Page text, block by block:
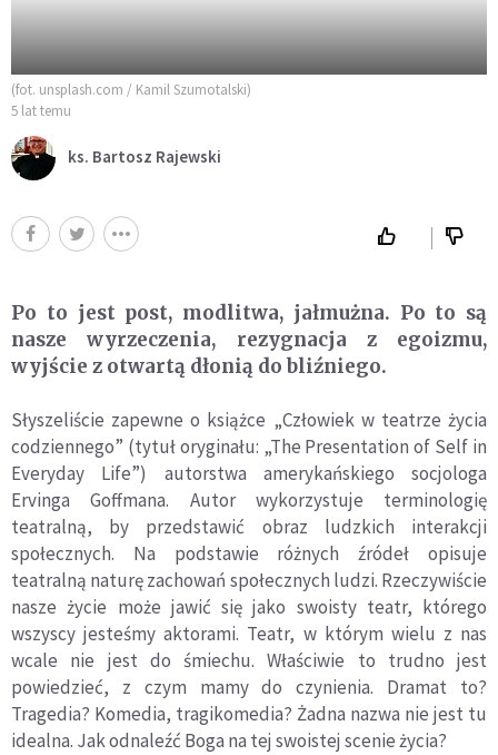
(fot. unsplash.com / Kamil Szumotalski)
5 lat temu
ks. Bartosz Rajewski
Po to jest post, modlitwa, jałmużna. Po to są
nasze wyrzeczenia, rezygnacja z egoizmu,
wyjście z otwartą dłonią do bliźniego.
Słyszeliście zapewne o książce „Człowiek w teatrze życia
codziennego” (tytuł oryginału: „The Presentation of Self in
Everyday Life”) autorstwa amerykańskiego socjologa
Ervinga Goffmana. Autor wykorzystuje terminologię
teatralną, by przedstawić obraz ludzkich interakcji
społecznych. Na podstawie różnych źródeł opisuje
teatralną naturę zachowań społecznych ludzi. Rzeczywiście
nasze życie może jawić się jako swoisty teatr, którego
wszyscy jesteśmy aktorami. Teatr, w którym wielu z nas
wcale nie jest do śmiechu. Właściwie to trudno jest
powiedzieć, z czym mamy do czynienia. Dramat to?
Tragedia? Komedia, tragikomedia? Żadna nazwa nie jest tu
idealna. Jak odnaleźć Boga na tej swoistej scenie życia?